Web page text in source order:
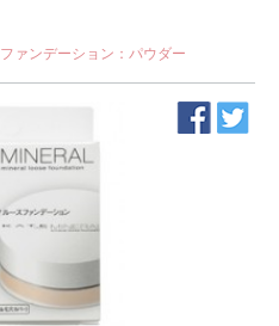
ファンデーション：パウダー